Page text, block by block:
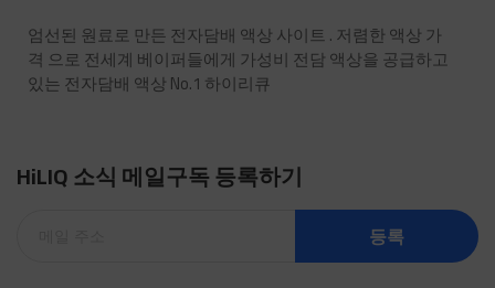
엄선된 원료로 만든 전자담배 액상 사이트 . 저렴한 액상 가
격 으로 전세계 베이퍼들에게 가성비 전담 액상을 공급하고
있는 전자담배 액상 No.1 하이리큐
HiLIQ 소식 메일구독 등록하기
등록